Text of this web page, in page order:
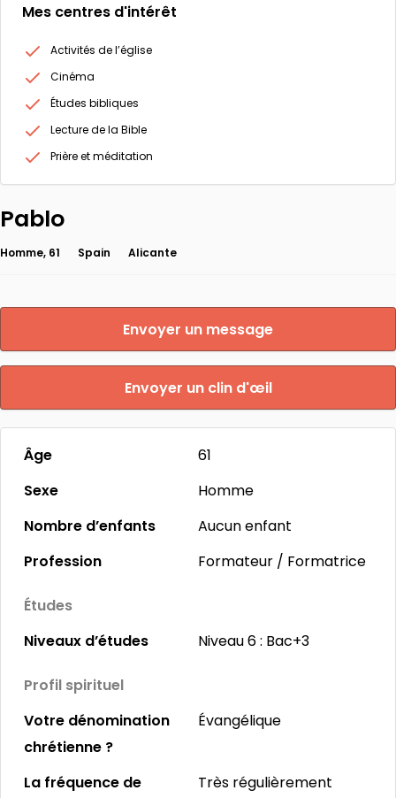
Mes centres d'intérêt
Activités de l’église
Cinéma
Études bibliques
Lecture de la Bible
Prière et méditation
Pablo
Homme, 61 Spain Alicante
Envoyer un message
Envoyer un clin d'œil
Âge
61
Sexe
Homme
Nombre d’enfants
Aucun enfant
Profession
Formateur / Formatrice
Études
Niveaux d’études
Niveau 6 : Bac+3
Profil spirituel
Votre dénomination
chrétienne ?
Évangélique
La fréquence de
Très régulièrement